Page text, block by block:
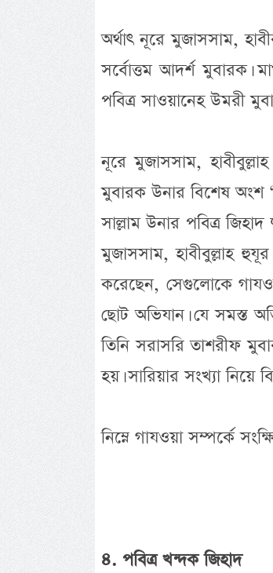
অর্থাৎ নূরে মুজাসসাম,
সর্বোত্তম আদর্শ
পবিত্র সাওয়ানেহ উমরী
নূরে মুজাসসাম,
মুবারক উনার বিশেষ অংশ
সাল্লাম উনার পবিত্র
মুজাসসাম, হাবীবুল্লাহ
করেছেন, সেগুলোকে
ছোট অভিযান। যে সমস্ত
তিনি সরাসরি তাশরীফ
হয়। সারিয়ার সংখ্যা নিয়ে
নিম্নে গাযওয়া সম্পর্কে
৪. পবিত্র খন্দক জিহাদ